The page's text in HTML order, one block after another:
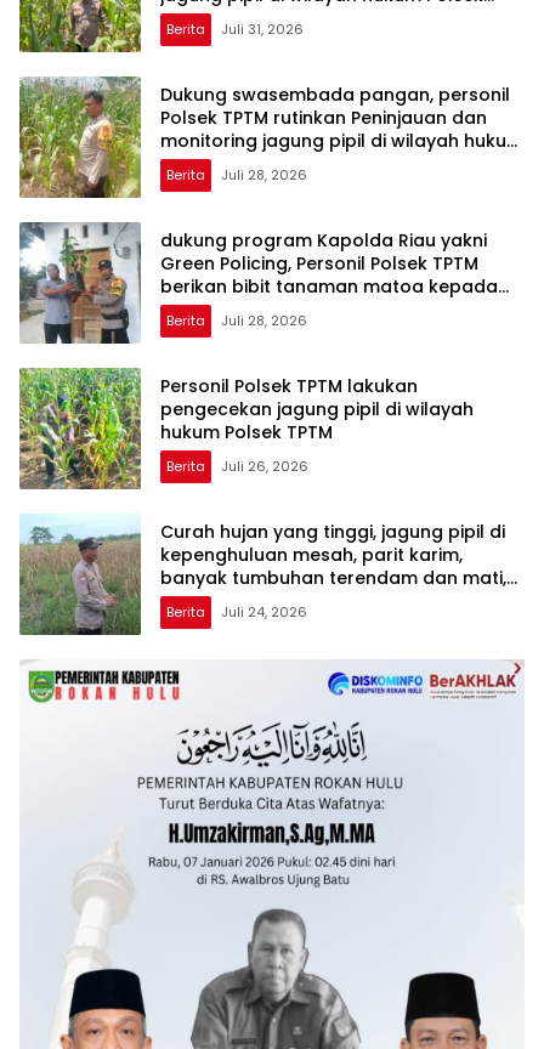
TPTM
Berita Juli 31, 2026
Dukung swasembada pangan, personil
Polsek TPTM rutinkan Peninjauan dan
monitoring jagung pipil di wilayah hukum
Polsek TPTM
Berita Juli 28, 2026
dukung program Kapolda Riau yakni
Green Policing, Personil Polsek TPTM
berikan bibit tanaman matoa kepada
masyarakat
Berita Juli 28, 2026
Personil Polsek TPTM lakukan
pengecekan jagung pipil di wilayah
hukum Polsek TPTM
Berita Juli 26, 2026
Curah hujan yang tinggi, jagung pipil di
kepenghuluan mesah, parit karim,
banyak tumbuhan terendam dan mati,
personil TPTM gerak cepat turun
langsung meninjau kelapangan
Berita Juli 24, 2026